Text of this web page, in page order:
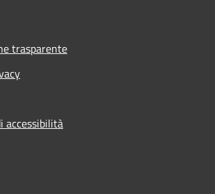
trasparente
accessibilità